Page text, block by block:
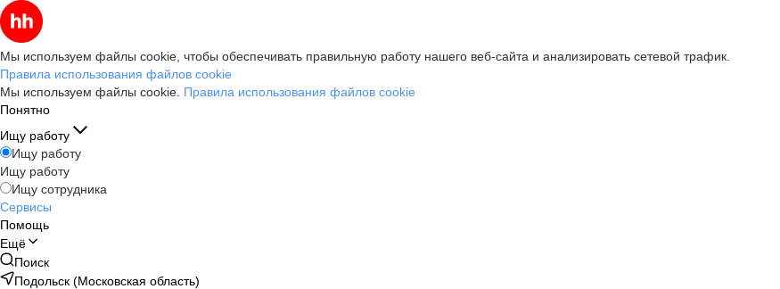
Мы используем файлы cookie, чтобы обеспечивать правильную работу нашего веб-сайта и анализировать сетевой трафик.
Правила использования файлов cookie
Мы используем файлы cookie. Правила использования файлов cookie
Понятно
Ищу работу
Ищу работу
Ищу работу
Ищу сотрудника
Сервисы
Помощь
Ещё
Поиск
Подольск (Московская область)